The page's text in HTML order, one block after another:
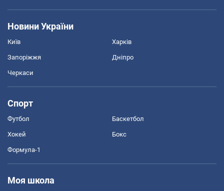
Новини України
Київ Харків
Запоріжжя Дніпро
Черкаси
Спорт
Футбол Баскетбол
Хокей Бокс
Формула-1
Моя школа